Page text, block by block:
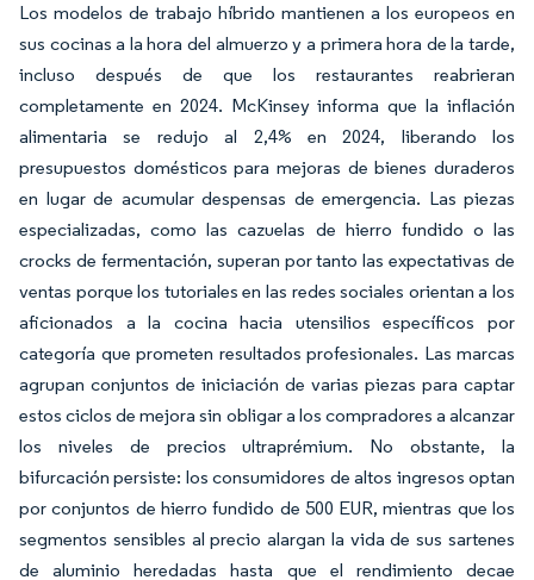
Los modelos de trabajo híbrido mantienen a los europeos en
sus cocinas a la hora del almuerzo y a primera hora de la tarde,
incluso después de que los restaurantes reabrieran
completamente en 2024. McKinsey informa que la inflación
alimentaria se redujo al 2,4% en 2024, liberando los
presupuestos domésticos para mejoras de bienes duraderos
en lugar de acumular despensas de emergencia. Las piezas
especializadas, como las cazuelas de hierro fundido o las
crocks de fermentación, superan por tanto las expectativas de
ventas porque los tutoriales en las redes sociales orientan a los
aficionados a la cocina hacia utensilios específicos por
categoría que prometen resultados profesionales. Las marcas
agrupan conjuntos de iniciación de varias piezas para captar
estos ciclos de mejora sin obligar a los compradores a alcanzar
los niveles de precios ultraprémium. No obstante, la
bifurcación persiste: los consumidores de altos ingresos optan
por conjuntos de hierro fundido de 500 EUR, mientras que los
segmentos sensibles al precio alargan la vida de sus sartenes
de aluminio heredadas hasta que el rendimiento decae